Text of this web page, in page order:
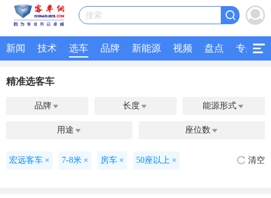
搜索
新闻 技术 选车 品牌 新能源 视频 盘点 专题
精准选客车
品牌  长度  能源形式 
用途  座位数 
宏远客车 × 7-8米 × 房车 × 50座以上 × 清空